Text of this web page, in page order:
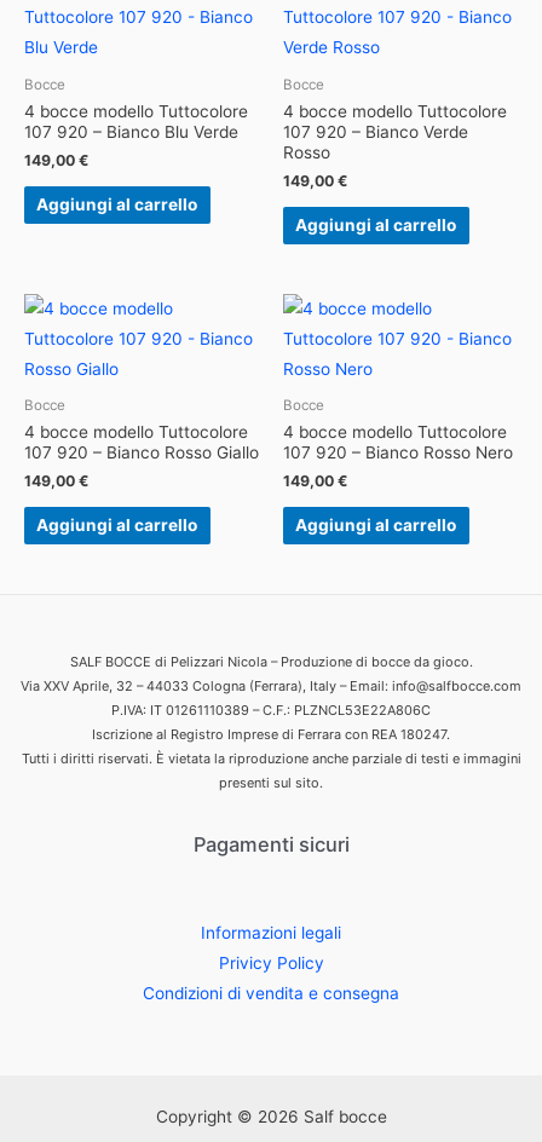
Bocce
4 bocce modello Tuttocolore
107 920 – Bianco Blu Verde
149,00 €
Aggiungi al carrello
Bocce
4 bocce modello Tuttocolore
107 920 – Bianco Verde
Rosso
149,00 €
Aggiungi al carrello
Bocce
4 bocce modello Tuttocolore
107 920 – Bianco Rosso Giallo
149,00 €
Aggiungi al carrello
Bocce
4 bocce modello Tuttocolore
107 920 – Bianco Rosso Nero
149,00 €
Aggiungi al carrello
SALF BOCCE di Pelizzari Nicola – Produzione di bocce da gioco.
Via XXV Aprile, 32 – 44033 Cologna (Ferrara), Italy – Email: info@salfbocce.com
P.IVA: IT 01261110389 – C.F.: PLZNCL53E22A806C
Iscrizione al Registro Imprese di Ferrara con REA 180247.
Tutti i diritti riservati. È vietata la riproduzione anche parziale di testi e immagini
presenti sul sito.
Pagamenti sicuri
Informazioni legali
Privicy Policy
Condizioni di vendita e consegna
Copyright © 2026 Salf bocce